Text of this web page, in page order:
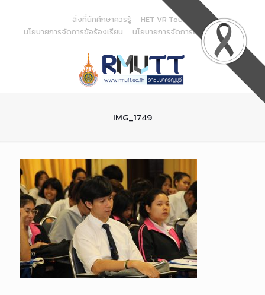
Content
สิ่งที่นักศึกษาควรรู้
HET VR Tour
นโยบายการจัดการข้อร้องเรียน
นโยบายการจัดการด้านสารสนเทศ
IMG_1749